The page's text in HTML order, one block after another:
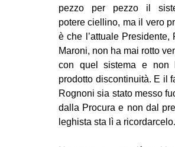
pezzo per pezzo il
potere ciellino, ma il vero
è che l’attuale Presidente,
Maroni, non ha mai rotto
con quel sistema e non
prodotto discontinuità. E il
Rognoni sia stato messo
dalla Procura e non dal
leghista sta lì a ricordarcelo.